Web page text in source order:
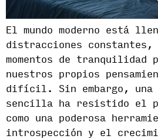
El mundo moderno está
distracciones constantes,
momentos de tranquilidad
nuestros propios
difícil. Sin embargo, una
sencilla ha resistido el
como una poderosa
introspección y el